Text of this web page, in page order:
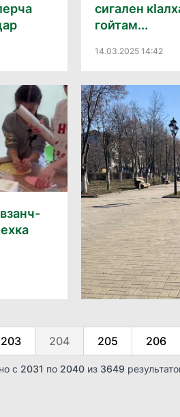
сигален
гойтам...
14.03.2025 14:42
203 204 205 206
с 2031 по 2040из 3649